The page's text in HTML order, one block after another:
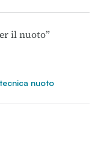
il nuoto”
tecnica nuoto